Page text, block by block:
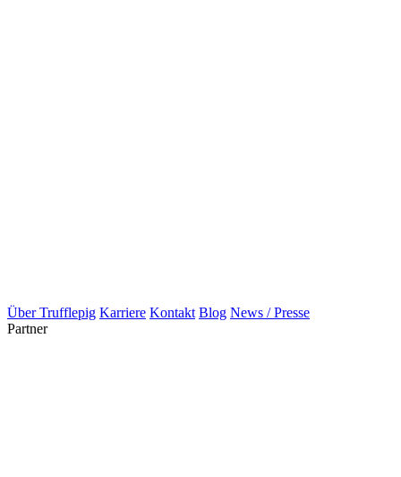
Über Trufflepig Karriere Kontakt Blog News / Presse
Partner